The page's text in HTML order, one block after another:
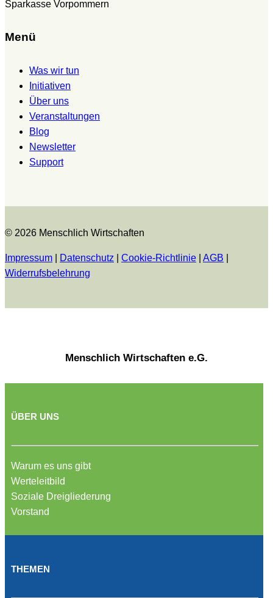
Sparkasse Vorpommern
Menü
Was wir tun
Initiativen
Über uns
Veranstaltungen
Blog
Newsletter
Support
© 2026 Menschlich Wirtschaften
Impressum Datenschutz Cookie-Richtlinie AGB
Widerrufsbelehrung
Menschlich Wirtschaften e.G.
ÜBER UNS
Warum es uns gibt
Werteleitbild
Soziale Dreigliederung
Vorstand
THEMEN